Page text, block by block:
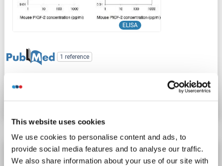
This website uses cookies
We use cookies to personalise content and ads, to
provide social media features and to analyse our traffic.
We also share information about your use of our site with
ELISA
1 reference
PLGF Kit ELISA